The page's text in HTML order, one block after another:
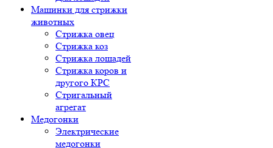
Машинки для стрижки
животных
Стрижка овец
Стрижка коз
Стрижка лошадей
Стрижка коров и
другого КРС
Стригальный
агрегат
Медогонки
Электрические
медогонки